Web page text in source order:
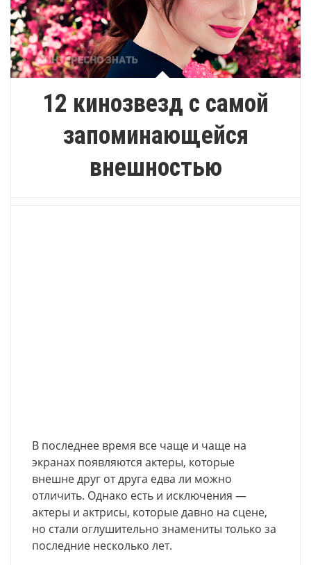
12 кинозвезд с самой
запоминающейся
внешностью
В последнее время все чаще и чаще на
экранах появляются актеры, которые
внешне друг от друга едва ли можно
отличить. Однако есть и исключения —
актеры и актрисы, которые давно на сцене,
но стали оглушительно знамениты только за
последние несколько лет.